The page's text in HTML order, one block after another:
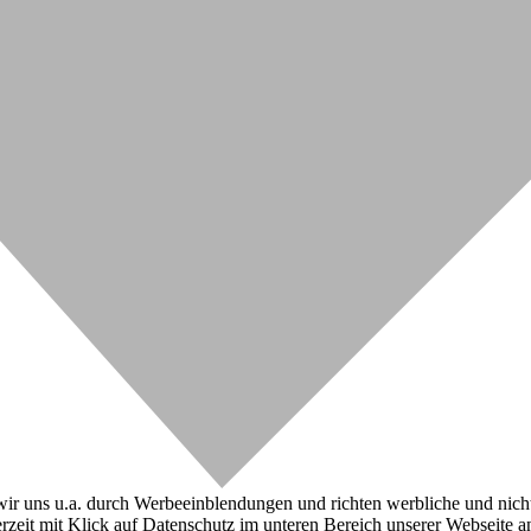
uns u.a. durch Werbeeinblendungen und richten werbliche und
mit Klick auf Datenschutz im unteren Bereich unserer Webseite